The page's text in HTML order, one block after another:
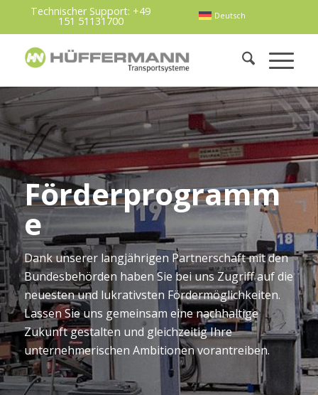
Deutsch
Technischer Support: +49
151 51131700
Förderprogramm
e
Dank unserer langjährigen Partnerschaft mit den
Bundesbehörden haben Sie bei uns Zugriff auf die
neuesten und lukrativsten Fördermöglichkeiten.
Lassen Sie uns gemeinsam eine nachhaltige
Zukunft gestalten und gleichzeitig Ihre
unternehmerischen Ambitionen vorantreiben.